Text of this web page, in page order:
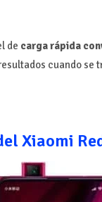
de carga rápida
cuando se
Xiaomi